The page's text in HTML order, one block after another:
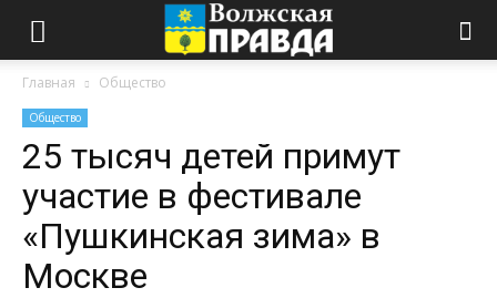
Главная Общество
Общество
25 тысяч детей примут
участие в фестивале
«Пушкинская зима» в
Москве